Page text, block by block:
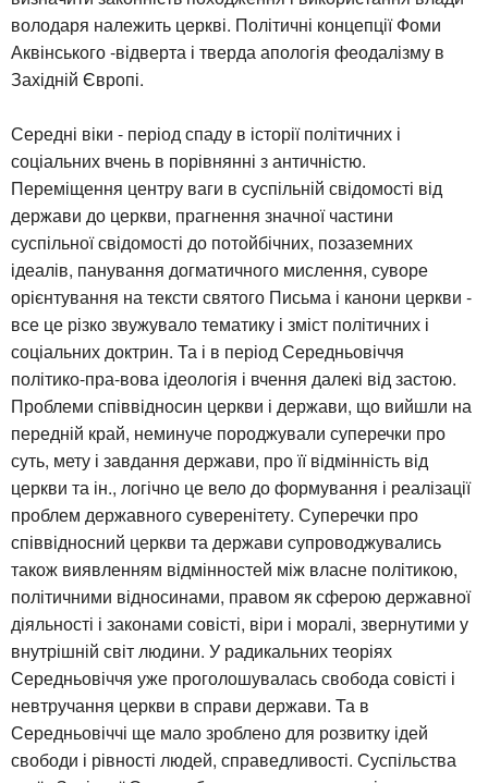
володаря належить церкві. Політичні концепції Фоми
Аквінського -відверта і тверда апологія феодалізму в
Західній Європі.
Середні віки - період спаду в історії політичних і
соціальних вчень в порівнянні з античністю.
Переміщення центру ваги в суспільній свідомості від
держави до церкви, прагнення значної частини
суспільної свідомості до потойбічних, позаземних
ідеалів, панування догматичного мислення, суворе
орієнтування на тексти святого Письма і канони церкви -
все це різко звужувало тематику і зміст політичних і
соціальних доктрин. Та і в період Середньовіччя
політико-пра-вова ідеологія і вчення далекі від застою.
Проблеми співвідносин церкви і держави, що вийшли на
передній край, неминуче породжували суперечки про
суть, мету і завдання держави, про її відмінність від
церкви та ін., логічно це вело до формування і реалізації
проблем державного суверенітету. Суперечки про
співвідносний церкви та держави супроводжувались
також виявленням відмінностей між власне політикою,
політичними відносинами, правом як сферою державної
діяльності і законами совісті, віри і моралі, звернутими у
внутрішній світ людини. У радикальних теоріях
Середньовіччя уже проголошувалась свобода совісті і
невтручання церкви в справи держави. Та в
Середньовіччі ще мало зроблено для розвитку ідей
свободи і рівності людей, справедливості. Суспільства